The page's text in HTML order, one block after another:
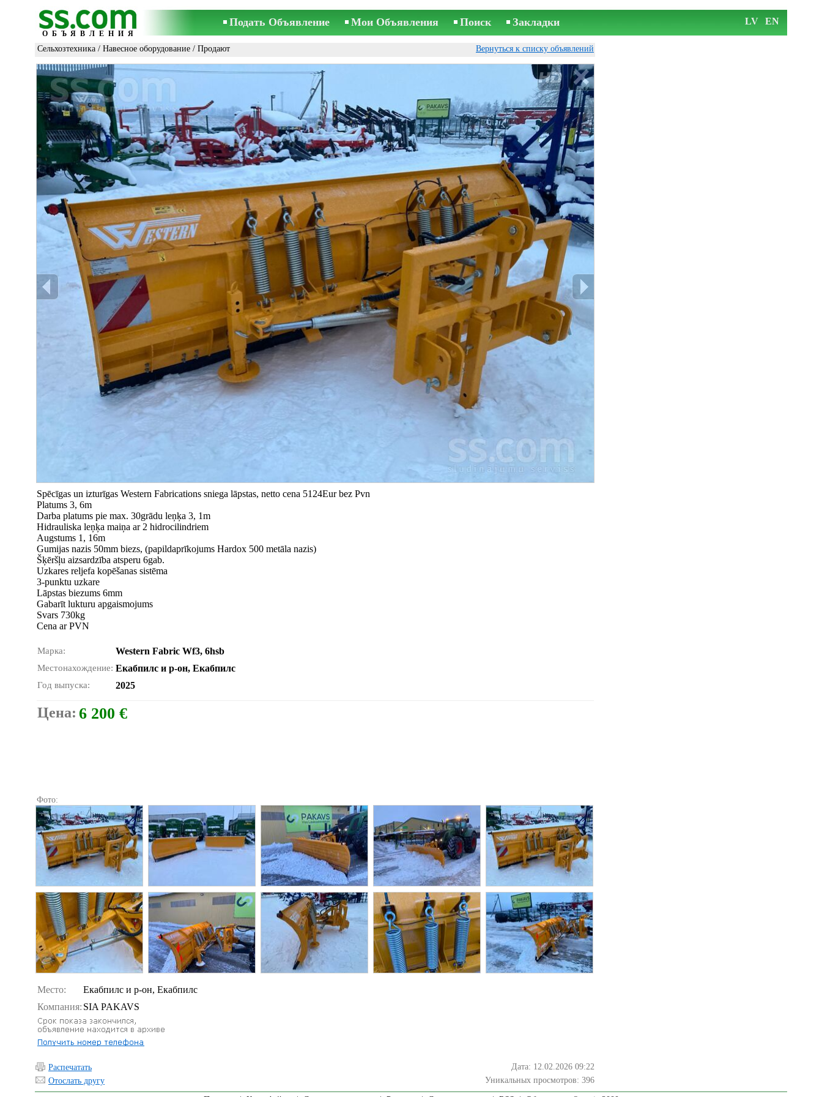
ОБЪЯВЛЕНИЯ
Подать Объявление Мои Объявления Поиск Закладки LV EN
Сельхозтехника / Навесное оборудование / Продают Вернуться к списку объявлений
Spēcīgas un izturīgas Western Fabrications sniega lāpstas, netto cena 5124Eur bez Pvn
Platums 3, 6m
Darba platums pie max. 30grādu leņķa 3, 1m
Hidrauliska leņķa maiņa ar 2 hidrocilindriem
Augstums 1, 16m
Gumijas nazis 50mm biezs, (papildaprīkojums Hardox 500 metāla nazis)
Šķēršļu aizsardzība atsperu 6gab.
Uzkares reljefa kopēšanas sistēma
3-punktu uzkare
Lāpstas biezums 6mm
Gabarīt lukturu apgaismojums
Svars 730kg
Cena ar PVN
Марка: Western Fabric Wf3, 6hsb
Местонахождение: Екабпилс и р-он, Екабпилс
Год выпуска: 2025
Цена: 6 200 €
Фото:
Место:
Екабпилс и р-он, Екабпилс
Компания: SIA PAKAVS
Распечатать
Дата: 12.02.2026 09:22
Отослать другу
Уникальных просмотров: 396